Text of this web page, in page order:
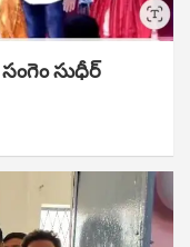
సుధీర్